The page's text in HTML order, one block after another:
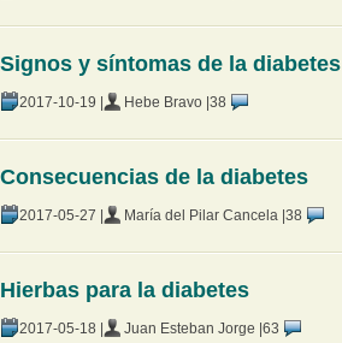
Signos y síntomas de la diabetes
2017-10-19 | Hebe Bravo | 38
Consecuencias de la diabetes
2017-05-27 | María del Pilar Cancela | 38
Hierbas para la diabetes
2017-05-18 | Juan Esteban Jorge | 63